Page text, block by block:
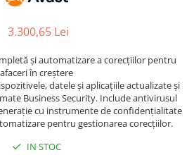
3.300,65 Lei
și automatizare a corecțiilor pentru
afaceri în creștere
datele și aplicațiile actualizate și
Business Security. Include antivirusul
cu instrumente de confidențialitate
pentru gestionarea corecțiilor.
IN STOC